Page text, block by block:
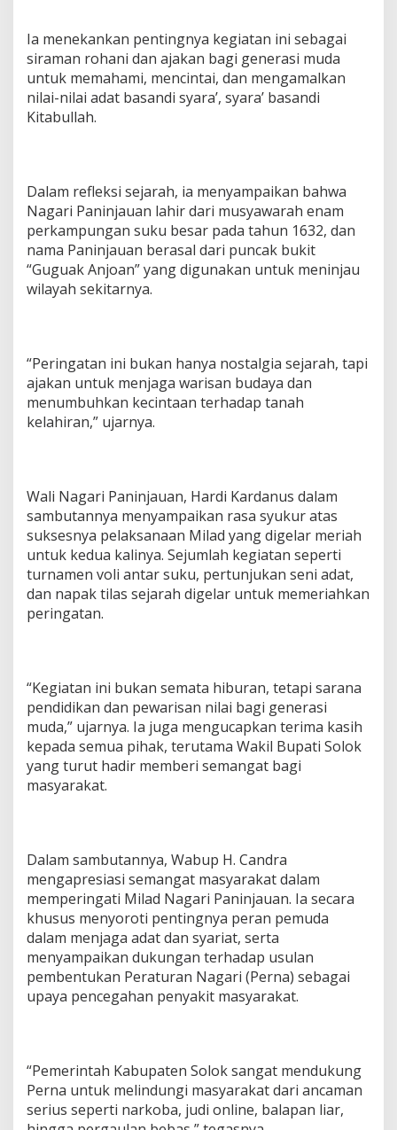
Ia menekankan pentingnya kegiatan ini sebagai
siraman rohani dan ajakan bagi generasi muda
untuk memahami, mencintai, dan mengamalkan
nilai-nilai adat basandi syara’, syara’ basandi
Kitabullah.
Dalam refleksi sejarah, ia menyampaikan bahwa
Nagari Paninjauan lahir dari musyawarah enam
perkampungan suku besar pada tahun 1632, dan
nama Paninjauan berasal dari puncak bukit
“Guguak Anjoan” yang digunakan untuk meninjau
wilayah sekitarnya.
“Peringatan ini bukan hanya nostalgia sejarah, tapi
ajakan untuk menjaga warisan budaya dan
menumbuhkan kecintaan terhadap tanah
kelahiran,” ujarnya.
Wali Nagari Paninjauan, Hardi Kardanus dalam
sambutannya menyampaikan rasa syukur atas
suksesnya pelaksanaan Milad yang digelar meriah
untuk kedua kalinya. Sejumlah kegiatan seperti
turnamen voli antar suku, pertunjukan seni adat,
dan napak tilas sejarah digelar untuk memeriahkan
peringatan.
“Kegiatan ini bukan semata hiburan, tetapi sarana
pendidikan dan pewarisan nilai bagi generasi
muda,” ujarnya. Ia juga mengucapkan terima kasih
kepada semua pihak, terutama Wakil Bupati Solok
yang turut hadir memberi semangat bagi
masyarakat.
Dalam sambutannya, Wabup H. Candra
mengapresiasi semangat masyarakat dalam
memperingati Milad Nagari Paninjauan. Ia secara
khusus menyoroti pentingnya peran pemuda
dalam menjaga adat dan syariat, serta
menyampaikan dukungan terhadap usulan
pembentukan Peraturan Nagari (Perna) sebagai
upaya pencegahan penyakit masyarakat.
“Pemerintah Kabupaten Solok sangat mendukung
Perna untuk melindungi masyarakat dari ancaman
serius seperti narkoba, judi online, balapan liar,